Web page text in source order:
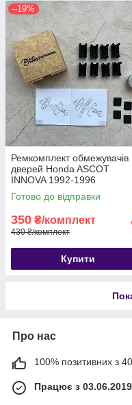
–19%
Ремкомплект обмежувачів
дверей Honda ASCOT
INNOVA 1992-1996
Готово до відправки
350 ₴/комплект
430 ₴/комплект
Купити
Про нас
100% позитивних з
Працює з 03.06.2019